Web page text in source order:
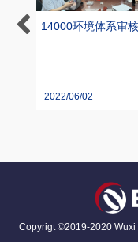
14000环境体系审
2022/06/02
Copyrigt ©2019-2020 Wuxi